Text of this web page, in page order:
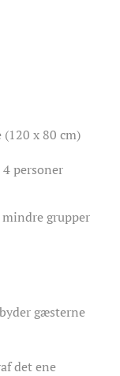
x 80 cm)
personer
grupper
gæsterne
det ene